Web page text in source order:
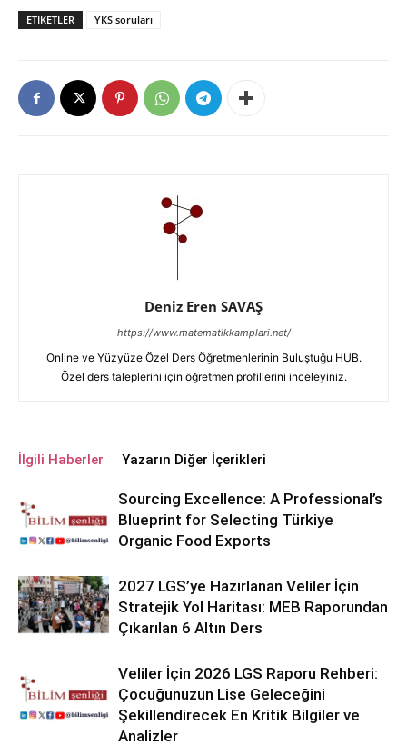
ETIKETLER YKS soruları
Deniz Eren SAVAŞ
https://www.matematikkamplari.net/
Online ve Yüzyüze Özel Ders Öğretmenlerinin Buluştuğu HUB.
Özel ders taleplerini için öğretmen profillerini inceleyiniz.
İlgili Haberler Yazarın Diğer İçerikleri
Sourcing Excellence: A Professional’s
Blueprint for Selecting Türkiye
Organic Food Exports
2027 LGS’ye Hazırlanan Veliler İçin
Stratejik Yol Haritası: MEB Raporundan
Çıkarılan 6 Altın Ders
Veliler İçin 2026 LGS Raporu Rehberi:
Çocuğunuzun Lise Geleceğini
Şekillendirecek En Kritik Bilgiler ve
Analizler